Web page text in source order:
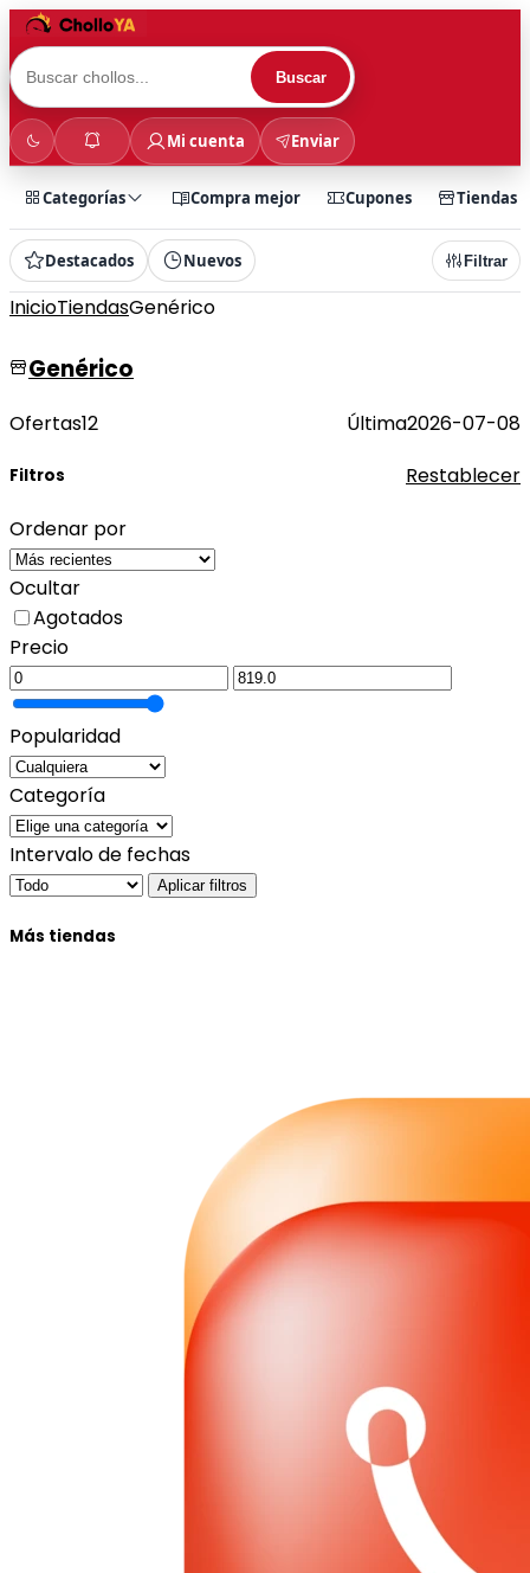
Buscar
Mi cuenta Enviar
Categorías Compra mejor Cupones Tiendas
Destacados Nuevos Filtrar
InicioTiendasGenérico
Genérico
Ofertas12 Última2026-07-08
Filtros
Restablecer
Ordenar por
Ocultar
Agotados
Precio
Popularidad
Categoría
Intervalo de fechas
Aplicar filtros
Más tiendas